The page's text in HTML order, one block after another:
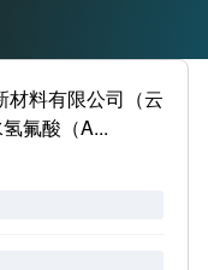
材料有限公司（云
氟酸（A...